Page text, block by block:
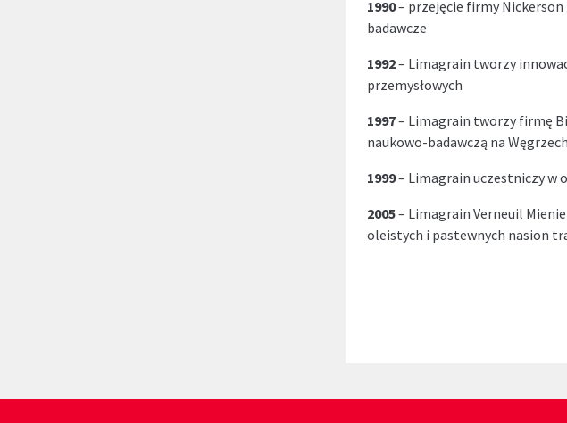
1990– przejęcie firmy
badawcze
1992– Limagrain tworzy
przemysłowych
1997– Limagrain tworzy firmę
naukowo-badawczą na
1999– Limagrain uczestniczy w
2005– Limagrain Verneuil
oleistych i pastewnych nasion